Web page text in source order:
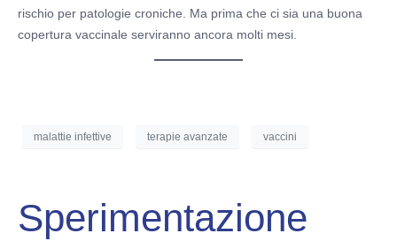
rischio per patologie croniche. Ma prima che ci sia una buona
copertura vaccinale serviranno ancora molti mesi.
malattie infettive terapie avanzate vaccini
Sperimentazione